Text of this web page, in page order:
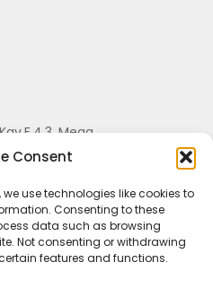
Consent
use technologies like cookies to
Consenting to these
data such as browsing
Not consenting or withdrawing
features and functions.
Mega
15810